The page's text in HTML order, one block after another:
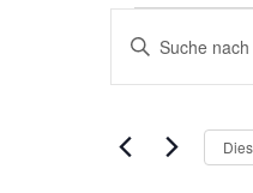
Suche
und
Bitte
Suche
nach